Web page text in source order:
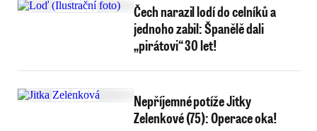
Čech narazil lodí do celníků a
jednoho zabil: Španělě dali
„pirátovi“ 30 let!
Nepříjemné potíže Jitky
Zelenkové (75): Operace oka!